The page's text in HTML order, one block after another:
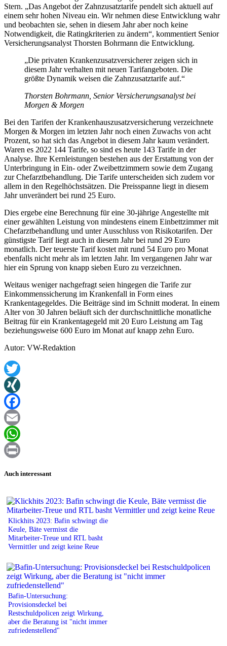
Stern. „Das Angebot der Zahnzusatztarife pendelt sich aktuell auf
einem sehr hohen Niveau ein. Wir nehmen diese Entwicklung wahr
und beobachten sie, sehen in diesem Jahr aber noch keine
Notwendigkeit, die Ratingkriterien zu ändern“, kommentiert Senior
Versicherungsanalyst Thorsten Bohrmann die Entwicklung.
„Die privaten Krankenzusatzversicherer zeigen sich in
diesem Jahr verhalten mit neuen Tarifangeboten. Die
größte Dynamik weisen die Zahnzusatztarife auf.“
Thorsten Bohrmann, Senior Versicherungsanalyst bei
Morgen & Morgen
Bei den Tarifen der Krankenhauszusatzversicherung verzeichnete
Morgen & Morgen im letzten Jahr noch einen Zuwachs von acht
Prozent, so hat sich das Angebot in diesem Jahr kaum verändert.
Waren es 2022 144 Tarife, so sind es heute 143 Tarife in der
Analyse. Ihre Kernleistungen bestehen aus der Erstattung von der
Unterbringung in Ein- oder Zweibettzimmern sowie dem Zugang
zur Chefarztbehandlung. Die Tarife unterscheiden sich zudem vor
allem in den Regelhöchstsätzen. Die Preisspanne liegt in diesem
Jahr unverändert bei rund 25 Euro.
Dies ergebe eine Berechnung für eine 30-jährige Angestellte mit
einer gewählten Leistung von mindestens einem Einbettzimmer mit
Chefarztbehandlung und unter Ausschluss von Risikotarifen. Der
günstigste Tarif liegt auch in diesem Jahr bei rund 29 Euro
monatlich. Der teuerste Tarif kostet mit rund 54 Euro pro Monat
ebenfalls nicht mehr als im letzten Jahr. Im vergangenen Jahr war
hier ein Sprung von knapp sieben Euro zu verzeichnen.
Weitaus weniger nachgefragt seien hingegen die Tarife zur
Einkommenssicherung im Krankenfall in Form eines
Krankentagegeldes. Die Beiträge sind im Schnitt moderat. In einem
Alter von 30 Jahren beläuft sich der durchschnittliche monatliche
Beitrag für ein Krankentagegeld mit 20 Euro Leistung am Tag
beziehungsweise 600 Euro im Monat auf knapp zehn Euro.
Autor: VW-Redaktion
Twitter
XING
Facebook
Email
WhatsApp
Auch interessant
Klickhits 2023: Bafin schwingt die
Keule, Bäte vermisst die
Mitarbeiter-Treue und RTL basht
Vermittler und zeigt keine Reue
Bafin-Untersuchung:
Provisionsdeckel bei
Restschuldpolicen zeigt Wirkung,
aber die Beratung ist "nicht immer
zufriedenstellend"